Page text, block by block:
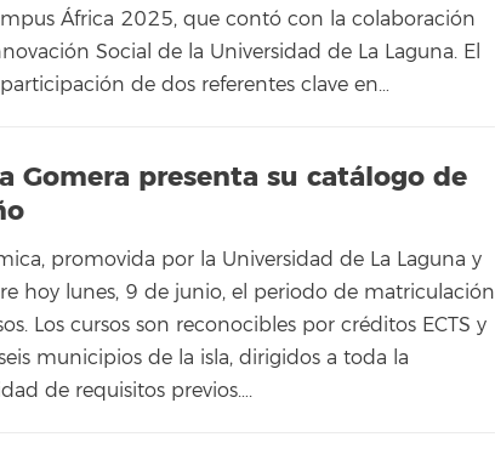
África 2025, que contó con la colaboración
Social de la Universidad de La Laguna. El
de dos referentes clave en…
Gomera presenta su catálogo de
promovida por la Universidad de La Laguna y
hoy lunes, 9 de junio, el periodo de matriculación
Los cursos son reconocibles por créditos ECTS y
municipios de la isla, dirigidos a toda la
de requisitos previos….